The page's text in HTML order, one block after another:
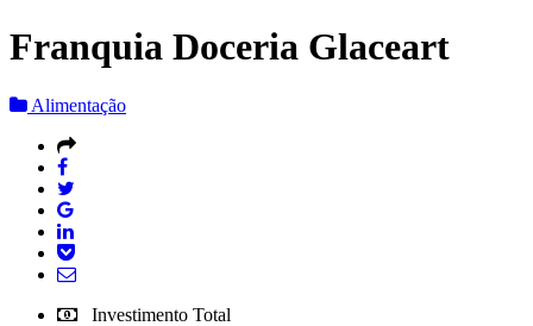
Franquia Doceria Glaceart
Alimentação
Investimento Total